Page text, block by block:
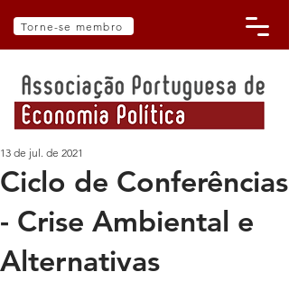
Torne-se membro
Ciclo de Conferências
- Crise Ambiental e
Alternativas
13 de jul. de 2021